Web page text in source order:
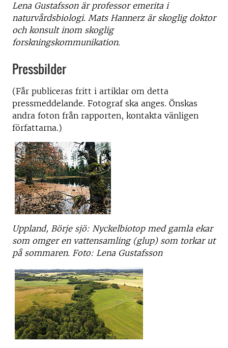
Lena Gustafsson är professor emerita i
naturvårdsbiologi. Mats Hannerz är skoglig doktor
och konsult inom skoglig
forskningskommunikation.
Pressbilder
(Får publiceras fritt i artiklar om detta
pressmeddelande. Fotograf ska anges. Önskas
andra foton från rapporten, kontakta vänligen
författarna.)
Uppland, Börje sjö: Nyckelbiotop med gamla ekar
som omger en vattensamling (glup) som torkar ut
på sommaren. Foto: Lena Gustafsson